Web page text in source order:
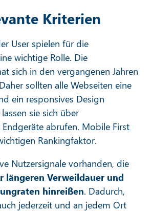
Kriterien
User spielen für die
wichtige Rolle. Die
sich in den vergangenen Jahren
sollten alle Webseiten eine
ein responsives Design
sie sich über
abrufen. Mobile First
Rankingfaktor.
Nutzersignale vorhanden, die
längeren Verweildauer und
hinreißen. Dadurch,
jederzeit und an jedem Ort